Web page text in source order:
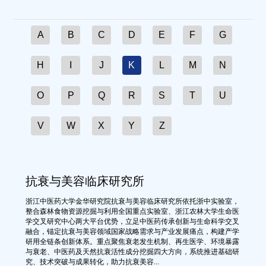
A B C D E F G
H J K L M N
O P Q R S T U
V W X Y Z
抗衰与美容临床研究所
浙江中医药大学金华研究院抗衰与美容临床研究所依托浙中实验室，
整合森林食物资源挖掘与利用全国重点实验室、浙江农林大学生命医
学交叉研究中心两大平台优势，立足中医药传承创新与生命科学交叉
融合，锚定抗衰与美容领域国家战略需求与产业发展痛点，构建产学
研用全链条创新体系。重点聚焦衰老发生机制、再生医学、环境暴露
与衰老、中医药及天然抗衰活性成分挖掘四大方向，系统推进基础研
究、技术突破与成果转化，助力抗衰美容...